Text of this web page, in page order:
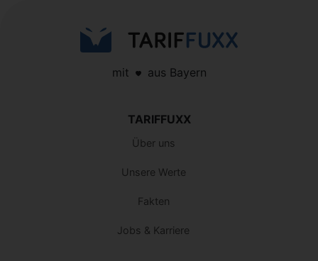
mit aus Bayern
TARIFFUXX
Über uns
Unsere Werte
Fakten
Jobs & Karriere